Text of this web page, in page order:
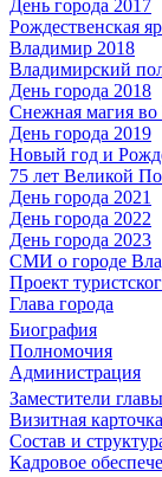
День города 2017
Рождественская
Владимир 2018
Владимирский
День города 2018
Снежная магия
День города 2019
Новый год и
75 лет Великой
День города 2021
День города 2022
День города 2023
СМИ о городе
Проект
Глава города
Биография
Полномочия
Администрация
Заместители
Визитная карточка
Состав и
Кадровое